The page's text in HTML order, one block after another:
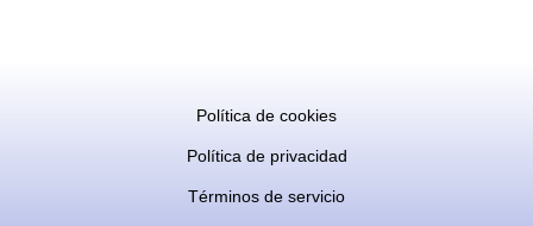
Política de cookies
Política de privacidad
Términos de servicio